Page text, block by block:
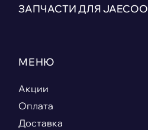
ЗАПЧАСТИ ДЛЯ JAECOO
МЕНЮ
Акции
Оплата
Доставка